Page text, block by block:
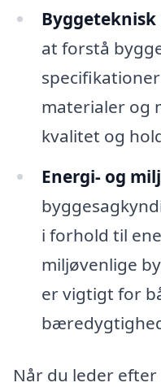
at forstå
materialer og
kvalitet og
Energi- og
i forhold til
miljøvenlige
er vigtigt for
Når du leder efter